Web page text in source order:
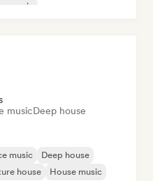
music
musicDeep house
music
Deep house
house
House music